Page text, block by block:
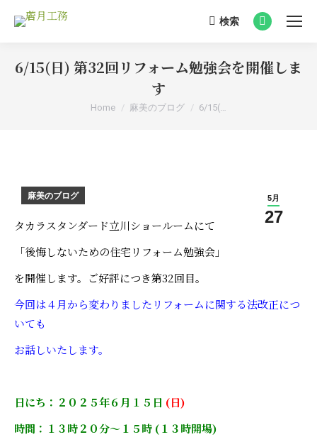
Search:
検索
Facebook
opens
6/15(日) 第32回リフォーム勉強会を開催しま
す
You are here:
Home 麻美のブログ 6/15(…
5月
27
麻美のブログ
タカラスタンダード立川ショールームにて
「後悔しないための住宅リフォーム勉強会」
を開催します。ご好評につき第32回目。
今回は４月から変わりましたリフォームに関する法改正につ
いても
お話しいたします。
日にち：２０２５年６月１５日 (日)
時間：１３時２０分～１５時 (１３時開場)